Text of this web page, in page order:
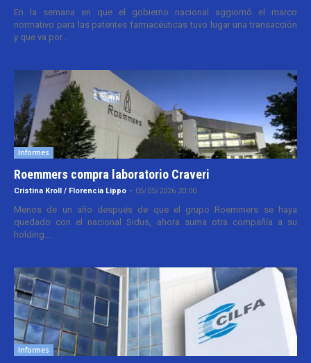
En la semana en que el gobierno nacional aggiornó el marco
normativo para las patentes farmacéuticas tuvo lugar una transacción
y que va por...
Informes
Roemmers compra laboratorio Craveri
Cristina Kroll / Florencia Lippo - 05/05/2026 20:00
Menos de un año después de que el grupo Roemmers se haya
quedado con el nacional Sidus, ahora suma otra compañía a su
holding....
Informes